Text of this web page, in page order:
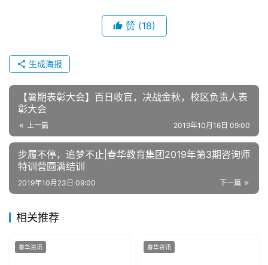
赞 (18)
生成海报
【暑期表彰大会】百日收官，决战金秋，校区负责人表
彰大会
上一篇 2019年10月16日 09:00
步履不停，追梦不止|春华教育集团2019年第3期咨询师
特训营圆满结训
下一篇
2019年10月23日 09:00
相关推荐
春华资讯 春华资讯